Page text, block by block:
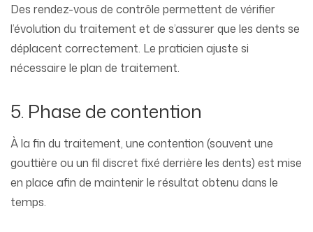
Des rendez-vous de contrôle permettent de vérifier
l’évolution du traitement et de s’assurer que les dents se
déplacent correctement. Le praticien ajuste si
nécessaire le plan de traitement.
5. Phase de contention
À la fin du traitement, une contention (souvent une
gouttière ou un fil discret fixé derrière les dents) est mise
en place afin de maintenir le résultat obtenu dans le
temps.